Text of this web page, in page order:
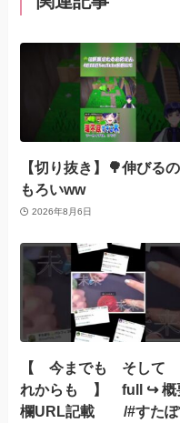
【切り抜き】🌳伸びる
もろいww
2026年8月6日
【 今までも そして
れからも 】 full ↪︎ 概
欄URL記載 /#すたぽ